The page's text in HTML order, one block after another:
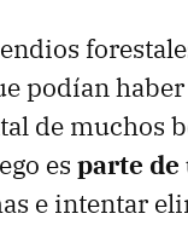
podían
de muchos
es parte de
e intentar